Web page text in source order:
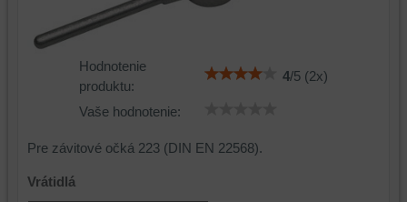
Hodnotenie
produktu:
4/5(2x)
Vaše hodnotenie:
Pre závitové očká 223 (DIN EN 22568).
Vrátidlá